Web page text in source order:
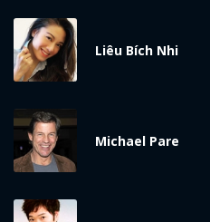
Liêu Bích Nhi
Michael Pare